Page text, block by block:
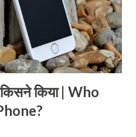
किया | Who